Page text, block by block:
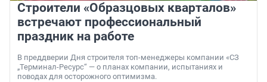
Строители «Образцовых кварталов»
встречают профессиональный
праздник на работе
В преддверии Дня строителя топ-менеджеры компании «СЗ
„Терминал-Ресурс“ — о планах компании, испытаниях и
поводах для осторожного оптимизма.